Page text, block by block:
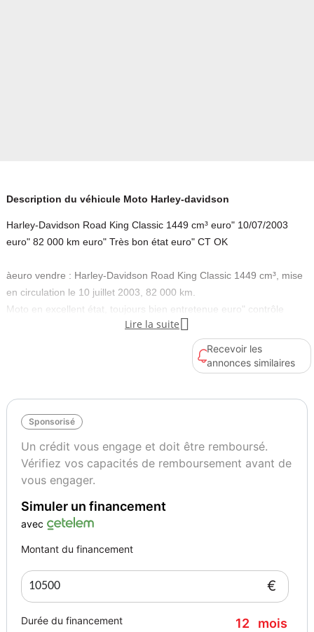
Description du véhicule Moto Harley-davidson
Harley-Davidson Road King Classic 1449 cm³ euro" 10/07/2003
euro" 82 000 km euro" Très bon état euro" CT OK
àeuro vendre : Harley-Davidson Road King Classic 1449 cm³, mise
en circulation le 10 juillet 2003, 82 000 km.
Moto en excellent état, toujours bien entretenue euro" contrôle
technique à jour, aucun frais à prévoir. Idéale pour cruising ou
Très bon moteur Twin-Cam, comportement confortable, look classic
Cylindrée
Lire la suite 
Recevoir les
annonces similaires
Sponsorisé
Un crédit vous engage et doit être remboursé.
Vérifiez vos capacités de remboursement avant de
vous engager.
Simuler un financement
avec
Montant du financement
€
Durée du financement 12 mois